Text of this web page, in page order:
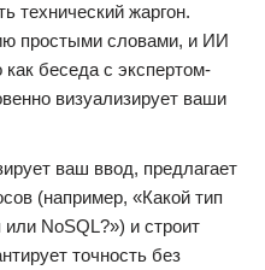
технический жаргон.
простыми словами, и ИИ
беседа с экспертом-
визуализирует ваши
ваш ввод, предлагает
(например, «Какой тип
NoSQL?») и строит
точность без